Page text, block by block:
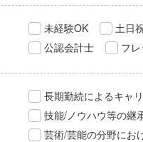
未経験OK 土日
公認会計士
フ
長期勤続によるキャ
技能/ノウハウ等の継
芸術/芸能の分野にお